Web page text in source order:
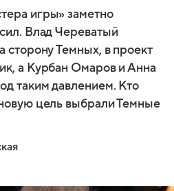
игры» заметно
Влад Череватый
сторону Темных, в проект
а Курбан Омаров и Анна
таким давлением. Кто
цель выбрали Темные